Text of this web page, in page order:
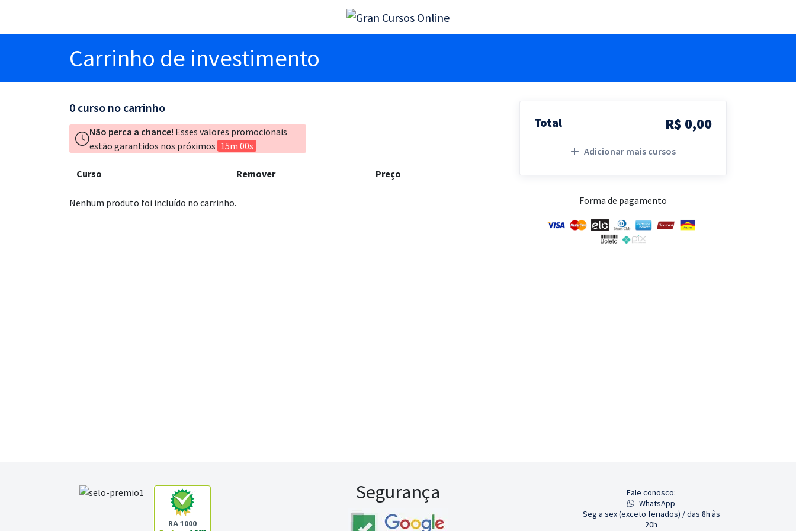
Carrinho de investimento
0 curso no carrinho
Não perca a chance! Esses valores promocionais
estão garantidos nos próximos 15m 00s
Curso Remover Preço
Nenhum produto foi incluído no carrinho.
Total R$ 0,00
Adicionar mais cursos
Forma de pagamento
RA 1000
Segurança
Fale conosco:
WhatsApp
Seg a sex (exceto feriados) / das 8h às
20h